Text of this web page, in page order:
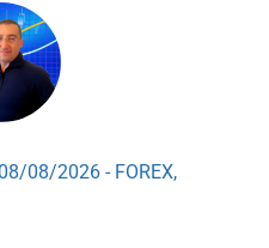
08/2026 - FOREX,